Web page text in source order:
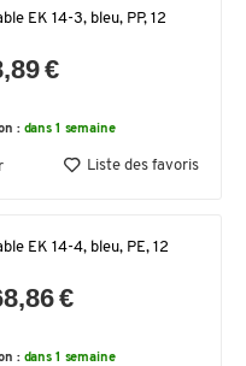
EK 14-3, bleu, PP, 12
€
: dans 1 semaine
Liste des favoris
EK 14-4, bleu, PE, 12
€
: dans 1 semaine